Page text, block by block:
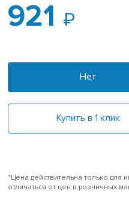
921
Нет
Купить в 1 клик
*Цена действительна только для
отличаться от цен в розничных